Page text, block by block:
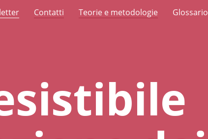
Contatti Teorie e metodologie Glossario